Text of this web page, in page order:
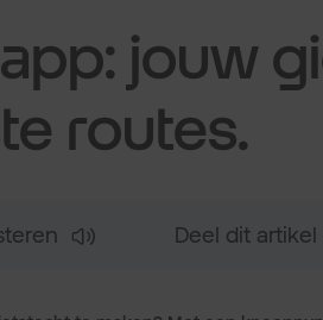
jouw
routes.
Deel dit artikel